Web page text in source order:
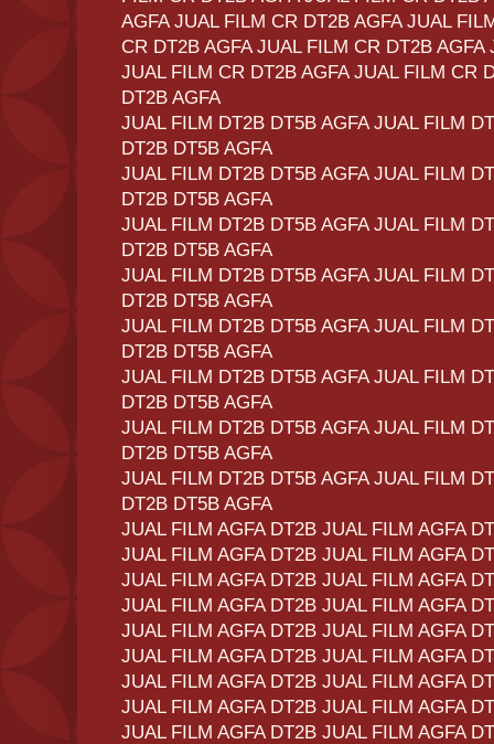
AGFA JUAL FILM CR DT2B AGFA JUAL
CR DT2B AGFA JUAL FILM CR DT2B
JUAL FILM CR DT2B AGFA JUAL FILM CR
DT2B AGFA
JUAL FILM DT2B DT5B AGFA JUAL FILM
DT2B DT5B AGFA
JUAL FILM DT2B DT5B AGFA JUAL FILM
DT2B DT5B AGFA
JUAL FILM DT2B DT5B AGFA JUAL FILM
DT2B DT5B AGFA
JUAL FILM DT2B DT5B AGFA JUAL FILM
DT2B DT5B AGFA
JUAL FILM DT2B DT5B AGFA JUAL FILM
DT2B DT5B AGFA
JUAL FILM DT2B DT5B AGFA JUAL FILM
DT2B DT5B AGFA
JUAL FILM DT2B DT5B AGFA JUAL FILM
DT2B DT5B AGFA
JUAL FILM DT2B DT5B AGFA JUAL FILM
DT2B DT5B AGFA
JUAL FILM AGFA DT2B JUAL FILM AGFA
JUAL FILM AGFA DT2B JUAL FILM AGFA
JUAL FILM AGFA DT2B JUAL FILM AGFA
JUAL FILM AGFA DT2B JUAL FILM AGFA
JUAL FILM AGFA DT2B JUAL FILM AGFA
JUAL FILM AGFA DT2B JUAL FILM AGFA
JUAL FILM AGFA DT2B JUAL FILM AGFA
JUAL FILM AGFA DT2B JUAL FILM AGFA
JUAL FILM AGFA DT2B JUAL FILM AGFA